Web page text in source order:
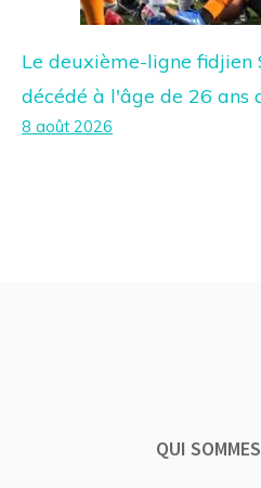
Le deuxième-ligne fidjien
décédé à l'âge de 26 ans
8 août 2026
QUI